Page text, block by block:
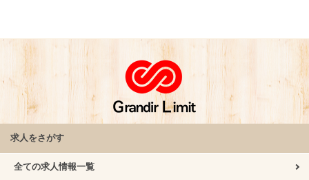
求人をさがす
全ての求人情報一覧